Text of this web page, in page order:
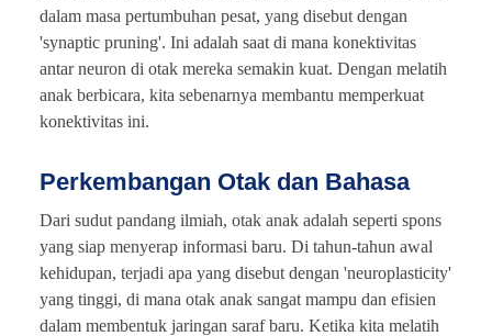
dalam masa pertumbuhan pesat, yang disebut dengan
'synaptic pruning'. Ini adalah saat di mana konektivitas
antar neuron di otak mereka semakin kuat. Dengan melatih
anak berbicara, kita sebenarnya membantu memperkuat
konektivitas ini.
Perkembangan Otak dan Bahasa
Dari sudut pandang ilmiah, otak anak adalah seperti spons
yang siap menyerap informasi baru. Di tahun-tahun awal
kehidupan, terjadi apa yang disebut dengan 'neuroplasticity'
yang tinggi, di mana otak anak sangat mampu dan efisien
dalam membentuk jaringan saraf baru. Ketika kita melatih